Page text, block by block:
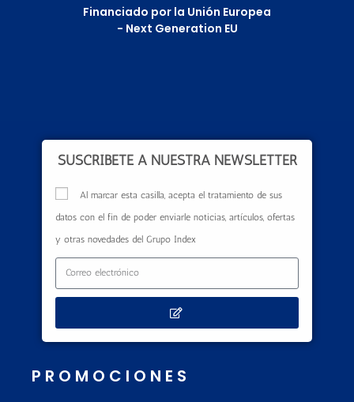
Financiado por la Unión Europea
- Next Generation EU
SUSCRÍBETE A NUESTRA NEWSLETTER
Al marcar esta casilla, acepta el tratamiento de sus
datos con el fin de poder enviarle noticias, artículos, ofertas
y otras novedades del Grupo Index
PROMOCIONES